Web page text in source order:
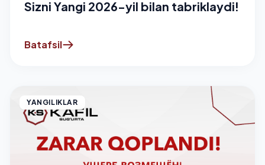
Sizni Yangi 2026-yil bilan tabriklaydi!
Batafsil
YANGILIKLAR